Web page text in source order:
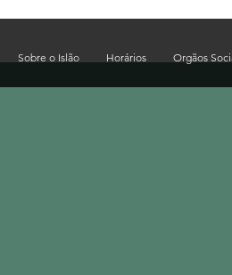
Sobre o Islão Horários Orgãos